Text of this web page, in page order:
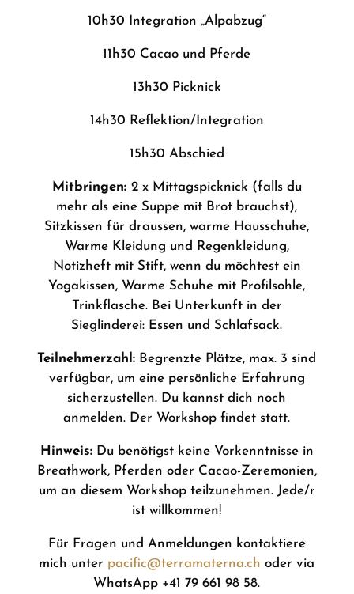
10h30 Integration „Alpabzug“
11h30 Cacao und Pferde
13h30 Picknick
14h30 Reflektion/Integration
15h30 Abschied
Mitbringen: 2 x Mittagspicknick (falls du
mehr als eine Suppe mit Brot brauchst),
Sitzkissen für draussen, warme Hausschuhe,
Warme Kleidung und Regenkleidung,
Notizheft mit Stift, wenn du möchtest ein
Yogakissen, Warme Schuhe mit Profilsohle,
Trinkflasche. Bei Unterkunft in der
Sieglinderei: Essen und Schlafsack.
Teilnehmerzahl: Begrenzte Plätze, max. 3 sind
verfügbar, um eine persönliche Erfahrung
sicherzustellen. Du kannst dich noch
anmelden. Der Workshop findet statt.
Hinweis:Du benötigst keine Vorkenntnisse in
Breathwork, Pferden oder Cacao-Zeremonien,
um an diesem Workshop teilzunehmen. Jede/r
ist willkommen!
Für Fragen und Anmeldungen kontaktiere
mich unter pacific@terramaterna.ch oder via
WhatsApp +41 79 661 98 58.